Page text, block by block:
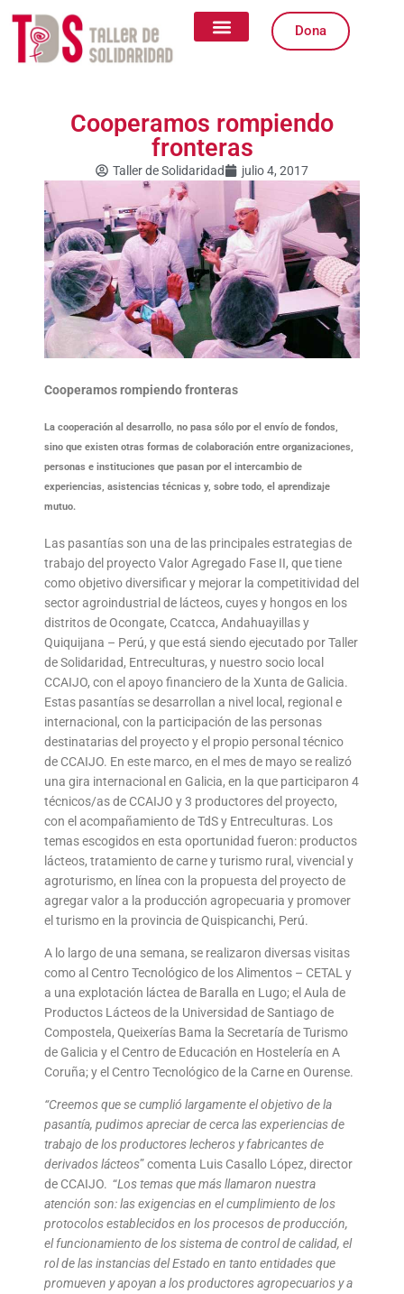
al
contenido
Dona
Cooperamos rompiendo
fronteras
Taller de Solidaridad julio 4, 2017
Cooperamos rompiendo fronteras
La cooperación al desarrollo, no pasa sólo por el envío de fondos,
sino que existen otras formas de colaboración entre organizaciones,
personas e instituciones que pasan por el intercambio de
experiencias, asistencias técnicas y, sobre todo, el aprendizaje
mutuo.
Las pasantías son una de las principales estrategias de
trabajo del proyecto Valor Agregado Fase II, que tiene
como objetivo diversificar y mejorar la competitividad del
sector agroindustrial de lácteos, cuyes y hongos en los
distritos de Ocongate, Ccatcca, Andahuayillas y
Quiquijana – Perú, y que está siendo ejecutado por Taller
de Solidaridad, Entreculturas, y nuestro socio local
CCAIJO, con el apoyo financiero de la Xunta de Galicia.
Estas pasantías se desarrollan a nivel local, regional e
internacional, con la participación de las personas
destinatarias del proyecto y el propio personal técnico
de CCAIJO. En este marco, en el mes de mayo se realizó
una gira internacional en Galicia, en la que participaron 4
técnicos/as de CCAIJO y 3 productores del proyecto,
con el acompañamiento de TdS y Entreculturas. Los
temas escogidos en esta oportunidad fueron: productos
lácteos, tratamiento de carne y turismo rural, vivencial y
agroturismo, en línea con la propuesta del proyecto de
agregar valor a la producción agropecuaria y promover
el turismo en la provincia de Quispicanchi, Perú.
A lo largo de una semana, se realizaron diversas visitas
como al Centro Tecnológico de los Alimentos – CETAL y
a una explotación láctea de Baralla en Lugo; el Aula de
Productos Lácteos de la Universidad de Santiago de
Compostela, Queixerías Bama la Secretaría de Turismo
de Galicia y el Centro de Educación en Hostelería en A
Coruña; y el Centro Tecnológico de la Carne en Ourense.
“Creemos que se cumplió largamente el objetivo de la
pasantía, pudimos apreciar de cerca las experiencias de
trabajo de los productores lecheros y fabricantes de
derivados lácteos” comenta Luis Casallo López, director
de CCAIJO. “Los temas que más llamaron nuestra
atención son: las exigencias en el cumplimiento de los
protocolos establecidos en los procesos de producción,
el funcionamiento de los sistema de control de calidad, el
rol de las instancias del Estado en tanto entidades que
promueven y apoyan a los productores agropecuarios y a